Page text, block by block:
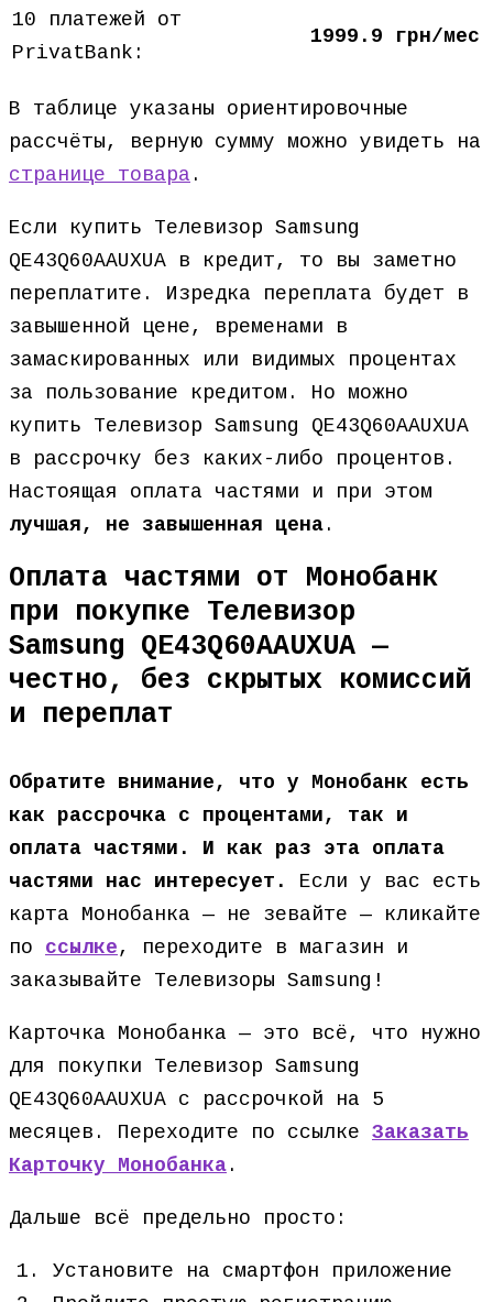
10 платежей от
PrivatBank:
1999.9 грн/мес
В таблице указаны ориентировочные
рассчёты, верную сумму можно увидеть на
странице товара .
Если купить Телевизор Samsung
QE43Q60AAUXUA в кредит, то вы заметно
переплатите. Изредка переплата будет в
завышенной цене, временами в
замаскированных или видимых процентах
за пользование кредитом. Но можно
купить Телевизор Samsung QE43Q60AAUXUA
в рассрочку без каких-либо процентов.
Настоящая оплата частями и при этом
лучшая, не завышенная цена .
Оплата частями от Монобанк
при покупке Телевизор
Samsung QE43Q60AAUXUA —
честно, без скрытых комиссий
и переплат
Обратите внимание, что у Монобанк есть
как рассрочка с процентами, так и
оплата частями. И как раз эта оплата
частями нас интересует.
Если у вас есть
карта Монобанка — не зевайте — кликайте
по ссылке, переходите в магазин и
заказывайте Телевизоры Samsung!
Карточка Монобанка — это всё, что нужно
для покупки Телевизор Samsung
QE43Q60AAUXUA с рассрочкой на 5
месяцев. Переходите по ссылке Заказать
Карточку Монобанка .
Дальше всё предельно просто:
Установите на смартфон приложение